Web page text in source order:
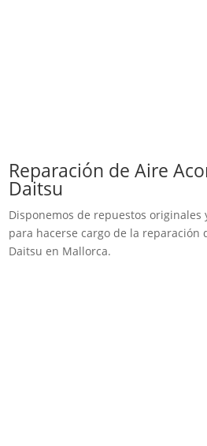
Reparación de Aire
Daitsu
Disponemos de repuestos originales
para hacerse cargo de la reparación
Daitsu en Mallorca.